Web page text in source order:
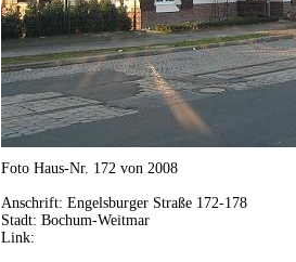
Foto Haus-Nr. 172 von 2008
Anschrift: Engelsburger Straße 172-178
Stadt: Bochum-Weitmar
Link: